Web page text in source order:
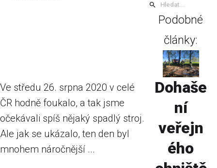
Ve středu 26. srpna 2020 v celé
ČR hodně foukalo, a tak jsme
očekávali spíš nějaký spadlý stroj.
Ale jak se ukázalo, ten den byl
mnohem náročnější ...
Podobné
články:
Dohaše
ní
veřejn
ého